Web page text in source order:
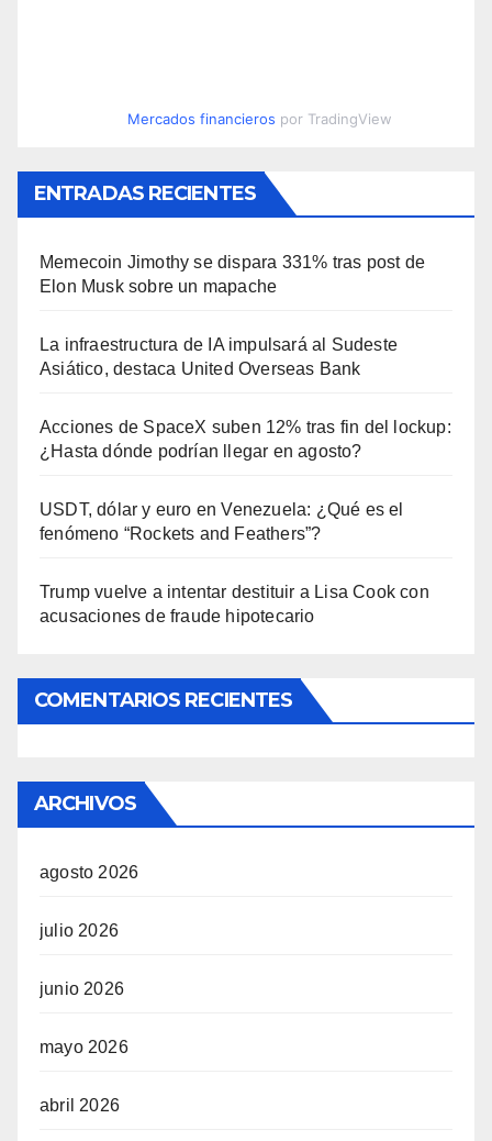
Mercados financieros por TradingView
ENTRADAS RECIENTES
Memecoin Jimothy se dispara 331% tras post de
Elon Musk sobre un mapache
La infraestructura de IA impulsará al Sudeste
Asiático, destaca United Overseas Bank
Acciones de SpaceX suben 12% tras fin del lockup:
¿Hasta dónde podrían llegar en agosto?
USDT, dólar y euro en Venezuela: ¿Qué es el
fenómeno “Rockets and Feathers”?
Trump vuelve a intentar destituir a Lisa Cook con
acusaciones de fraude hipotecario
COMENTARIOS RECIENTES
ARCHIVOS
agosto 2026
julio 2026
junio 2026
mayo 2026
abril 2026